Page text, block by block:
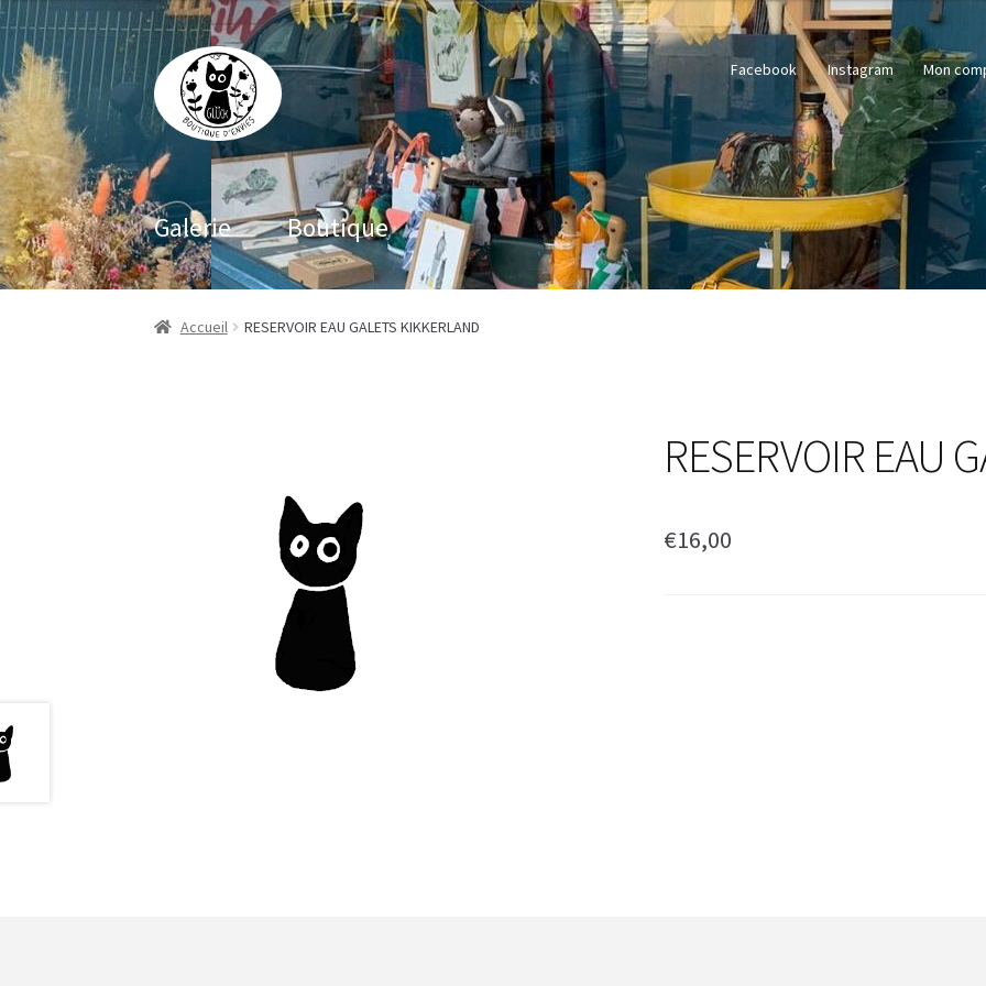
Aller
à
la
navigation
Aller
au
contenu
Facebook Instagram Mon
Galerie Boutique
Accueil RESERVOIR EAU GALETS KIKKERLAND
RESERVOIR EAU
€16,00